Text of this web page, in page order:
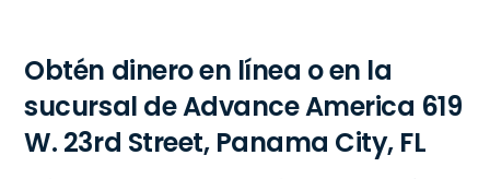
Obtén dinero en línea o en la
sucursal de Advance America 619
W. 23rd Street, Panama City, FL